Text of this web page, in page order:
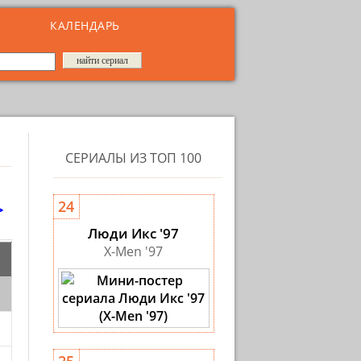
КАЛЕНДАРЬ
СЕРИАЛЫ ИЗ ТОП 100
24
Люди Икс '97
X-Men '97